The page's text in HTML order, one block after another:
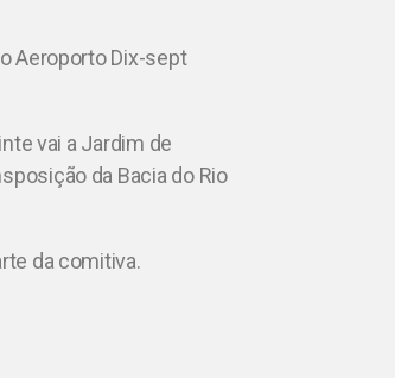
Aeroporto Dix-sept
vai a Jardim de
da Bacia do Rio
da comitiva.